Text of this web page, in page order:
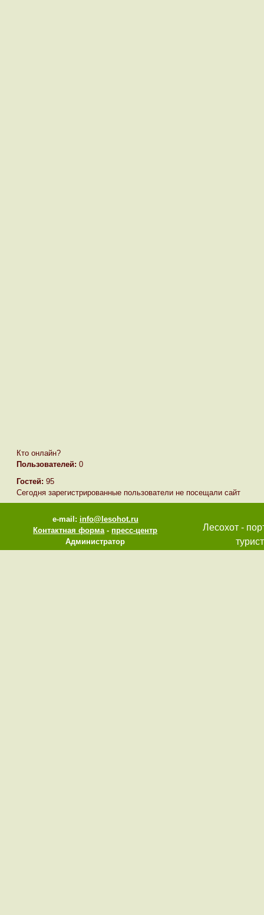
Кто онлайн?
Пользователей: 0
Гостей: 95
Сегодня зарегистрированные пользователи не посещали сайт
e-mail: info@lesohot.ru
Контактная форма-пресс-центр
Администратор
Лесохот -